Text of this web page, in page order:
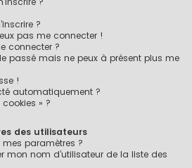
?
pas me connecter !
connecter ?
passé mais ne peux à présent plus me
!
automatiquement ?
» ?
des utilisateurs
paramètres ?
nom d’utilisateur de la liste des